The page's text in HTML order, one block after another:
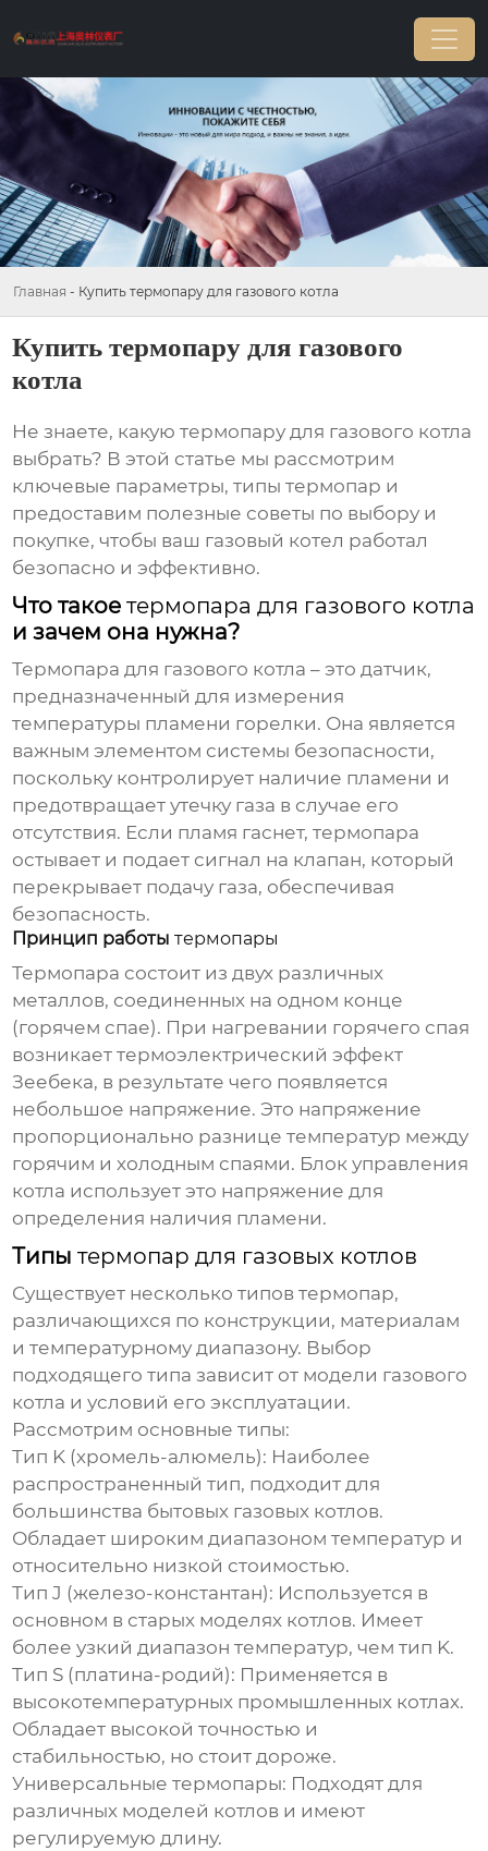
Главная - Купить термопару для газового котла
Купить термопару для газового
котла
Не знаете, какуютермопару для газового котла
выбрать? В этой статье мы рассмотрим
ключевые параметры, типы термопар и
предоставим полезные советы по выбору и
покупке, чтобы ваш газовый котел работал
безопасно и эффективно.
Что такоетермопара для газового котла
и зачем она нужна?
Термопара для газового котла – это датчик,
предназначенный для измерения
температуры пламени горелки. Она является
важным элементом системы безопасности,
поскольку контролирует наличие пламени и
предотвращает утечку газа в случае его
отсутствия. Если пламя гаснет,термопара
остывает и подает сигнал на клапан, который
перекрывает подачу газа, обеспечивая
безопасность.
Принцип работытермопары
Термопара состоит из двух различных
металлов, соединенных на одном конце
(горячем спае). При нагревании горячего спая
возникает термоэлектрический эффект
Зеебека, в результате чего появляется
небольшое напряжение. Это напряжение
пропорционально разнице температур между
горячим и холодным спаями. Блок управления
котла использует это напряжение для
определения наличия пламени.
Типытермопар для газовых котлов
Существует несколько типовтермопар,
различающихся по конструкции, материалам
и температурному диапазону. Выбор
подходящего типа зависит от модели газового
котла и условий его эксплуатации.
Рассмотрим основные типы:
Тип K (хромель-алюмель): Наиболее
распространенный тип, подходит для
большинства бытовых газовых котлов.
Обладает широким диапазоном температур и
относительно низкой стоимостью.
Тип J (железо-константан): Используется в
основном в старых моделях котлов. Имеет
более узкий диапазон температур, чем тип K.
Тип S (платина-родий): Применяется в
высокотемпературных промышленных котлах.
Обладает высокой точностью и
стабильностью, но стоит дороже.
Универсальные термопары: Подходят для
различных моделей котлов и имеют
регулируемую длину.